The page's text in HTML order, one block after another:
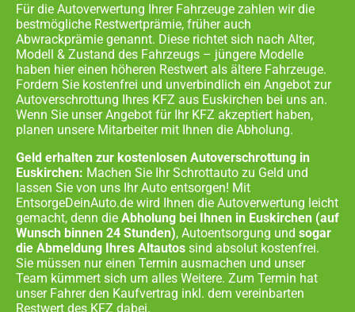
Für die Autoverwertung Ihrer Fahrzeuge zahlen wir die
bestmögliche Restwertprämie, früher auch
Abwrackprämie genannt. Diese richtet sich nach Alter,
Modell & Zustand des Fahrzeugs – jüngere Modelle
haben hier einen höheren Restwert als ältere Fahrzeuge.
Fordern Sie kostenfrei und unverbindlich ein Angebot zur
Autoverschrottung Ihres KFZ aus Euskirchen bei uns an.
Wenn Sie unser Angebot für Ihr KFZ akzeptiert haben,
planen unsere Mitarbeiter mit Ihnen die Abholung.
Geld erhalten zur kostenlosen Autoverschrottung in
Euskirchen: Machen Sie Ihr Schrottauto zu Geld und
lassen Sie von uns Ihr Auto entsorgen! Mit
EntsorgeDeinAuto.de wird Ihnen die Autoverwertung leicht
gemacht, denn die Abholung bei Ihnen in Euskirchen (auf
Wunsch binnen 24 Stunden), Autoentsorgung und sogar
die Abmeldung Ihres Altautos sind absolut kostenfrei.
Sie müssen nur einen Termin ausmachen und unser
Team kümmert sich um alles Weitere. Zum Termin hat
unser Fahrer den Kaufvertrag inkl. dem vereinbarten
Restwert des KFZ dabei.